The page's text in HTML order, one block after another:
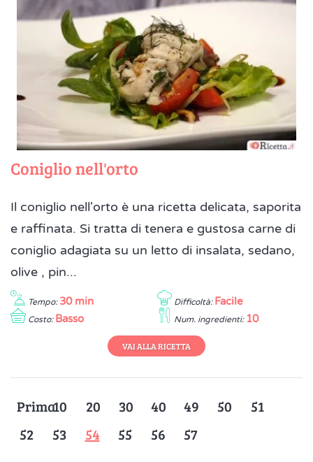
Coniglio nell'orto
Il coniglio nell'orto è una ricetta delicata, saporita
e raffinata. Si tratta di tenera e gustosa carne di
coniglio adagiata su un letto di insalata, sedano,
olive , pin...
Tempo: 30 min Difficoltà: Facile
Costo: Basso Num. ingredienti: 10
VAI ALLA RICETTA
Prima10 20 30 40 49 50
51
52
53 54 55 56 57